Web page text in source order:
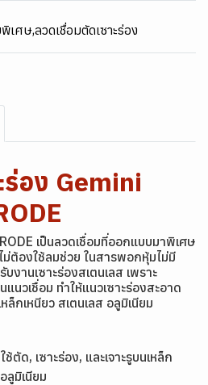
พิเศษ,ลวดเชื่อมตัดเซาะร่อง
ร่อง Gemini
เป็นลวดเชื่อมที่ออกแบบมาพิเศษ
ม่ต้องใช้ลมช่วย ในสารพอกหุ้มไม่มี
งานเซาะร่องสเตนเลส เพราะ
นวเชื่อม ทำให้แนวเซาะร่องสะอาด
ล็กเหนียว สเตนเลส อลูมิเนียม
ตัด, เซาะร่อง, และเจาะรูบนเหล็ก
ลูมิเนียม